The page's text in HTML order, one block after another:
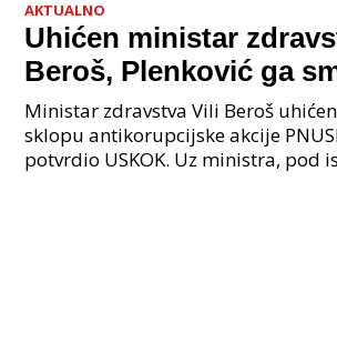
AKTUALNO
Uhićen ministar
Beroš, Plenković ga
Istraga USKOK-a
Ministar zdravstva Vili Beroš
sklopu antikorupcijske akcije
potvrdio USKOK. Uz ministra, pod